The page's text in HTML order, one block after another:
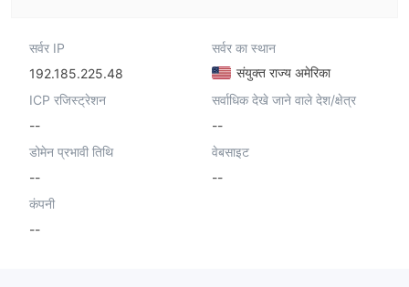
सर्वर IP
192.185.225.48
सर्वर का स्थान
संयुक्त राज्य अमेरिका
ICP रजिस्ट्रेशन
--
सर्वाधिक देखे जाने वाले देश/क्षेत्र
--
डोमेन प्रभावी तिथि
--
वेबसाइट
--
कंपनी
--